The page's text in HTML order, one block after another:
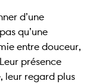
d’une
qu’une
entre douceur,
présence
leur regard plus